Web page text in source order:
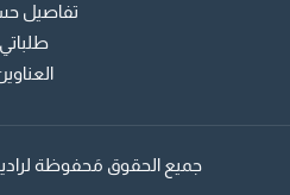
تفاصيل
طلباتي
جميع الحقوق مَحفوظة